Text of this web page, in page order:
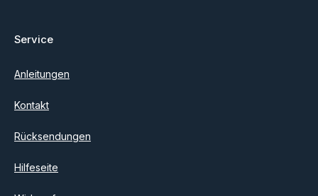
Service
Anleitungen
Kontakt
Rücksendungen
Hilfeseite